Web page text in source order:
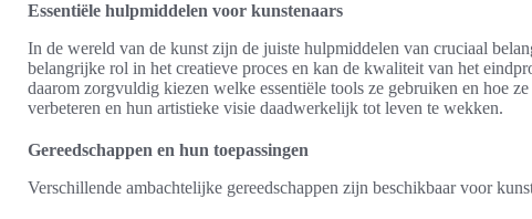
Essentiële hulpmiddelen voor kunstenaars
In de wereld van de kunst zijn de juiste hulpmiddelen van cruciaal
belangrijke rol in het creatieve proces en kan de kwaliteit van het
daarom zorgvuldig kiezen welke essentiële tools ze gebruiken en hoe
verbeteren en hun artistieke visie daadwerkelijk tot leven te wekken.
Gereedschappen en hun toepassingen
Verschillende ambachtelijke gereedschappen zijn beschikbaar voor